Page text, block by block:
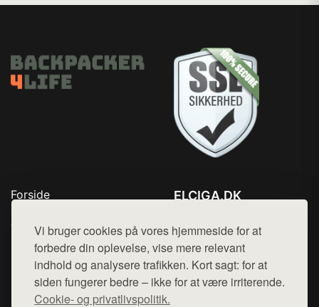
Vi bruger cookies på vores hjemmeside for at
forbedre din oplevelse, vise mere relevant
indhold og analysere trafikken. Kort sagt: for at
siden fungerer bedre – ikke for at være irriterende.
Cookie- og privatlivspolitik.
Forside
Top Rabatter
Kontakt
ELCIGA.DK
Mail: hej@want.dk
Cookie- og privatlivspolitik